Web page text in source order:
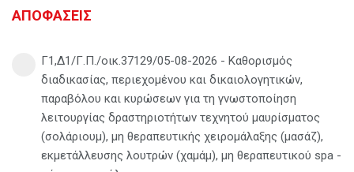
ΑΠΟΦΑΣΕΙΣ
Γ1,Δ1/Γ.Π./οικ.37129/05-08-2026 - Καθορισμός
διαδικασίας, περιεχομένου και δικαιολογητικών,
παραβόλου και κυρώσεων για τη γνωστοποίηση
λειτουργίας δραστηριοτήτων τεχνητού μαυρίσματος
(σολάριουμ), μη θεραπευτικής χειρομάλαξης (μασάζ),
εκμετάλλευσης λουτρών (χαμάμ), μη θεραπευτικού spa -